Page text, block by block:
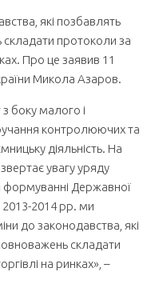
які позбавлять
складати протоколи за
Про це заявив 11
Микола Азаров.
боку малого і
контролюючих та
діяльність. На
увагу уряду
формуванні Державної
2013-2014 рр. ми
до законодавства, які
повноважень складати
на ринках», –